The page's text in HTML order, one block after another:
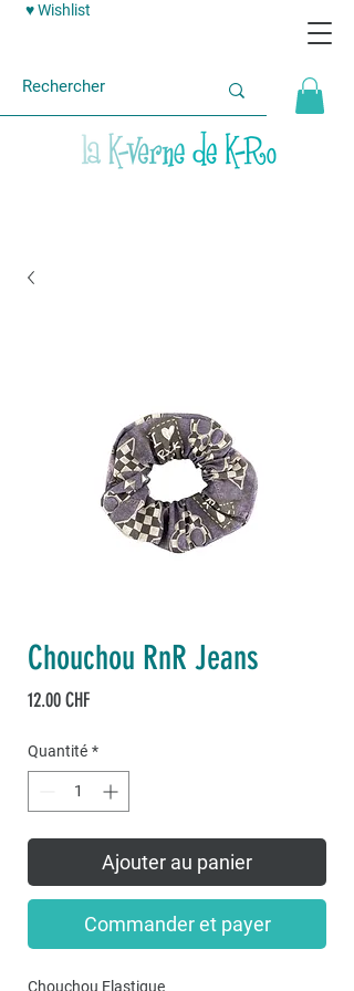
♥ Wishlist
Chouchou RnR Jeans
12.00 CHFPrix
Quantité *
Ajouter au panier
Commander et payer
Chouchou Elastique